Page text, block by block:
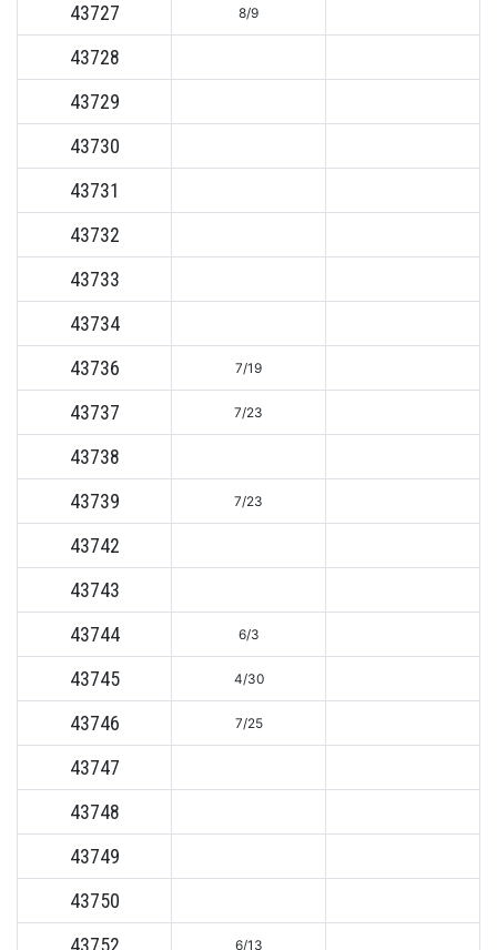
43727
8/9
43728
43729
43730
43731
43732
43733
43734
43736
7/19
43737 7/23
43738
43739
7/23
43742
43743
43744
6/3
43745 4/30
43746 7/25
43747
43748
43749
43750
43752
6/13